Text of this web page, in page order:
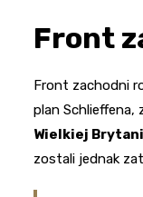
Front
Front zachodni
plan Schlieffena,
Wielkiej
zostali jednak